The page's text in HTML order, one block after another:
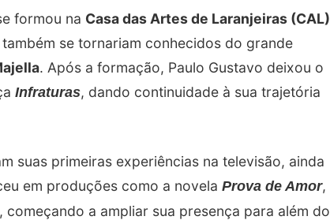
formou na Casa das Artes de Laranjeiras (CAL)
se tornariam conhecidos do grande
. Após a formação, Paulo Gustavo deixou o
Infraturas, dando continuidade à sua trajetória
suas primeiras experiências na televisão, ainda
em produções como a novela Prova de Amor,
começando a ampliar sua presença para além do